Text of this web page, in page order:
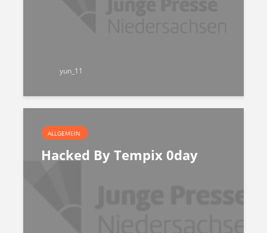
yun_11
ALLGEMEIN
Hacked By Tempix 0day